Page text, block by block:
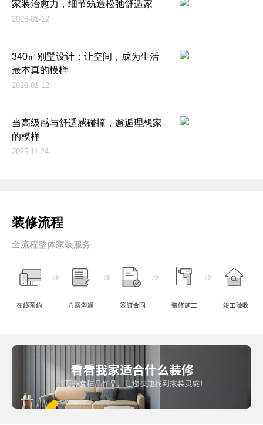
家装治愈力，细节筑造松弛舒适家
2026-01-12
340㎡别墅设计：让空间，成为生活
最本真的模样
2026-01-12
当高级感与舒适感碰撞，邂逅理想家
的模样
2025-11-24
装修流程
全流程整体家装服务